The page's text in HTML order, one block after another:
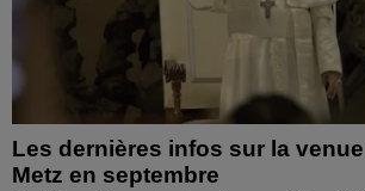
Les dernières infos sur la
Metz en septembre